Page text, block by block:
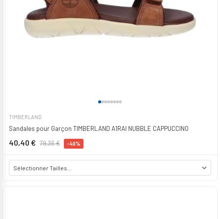
TIMBERLAND
Sandales pour Garçon TIMBERLAND A1RAI NUBBLE CAPPUCCINO
40,40 € 79,36 € -49%